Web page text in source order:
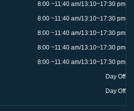
8:00 ~11:40 am/13:10~17:30 pm
8:00 ~11:40 am/13:10~17:30 pm
8:00 ~11:40 am/13:10~17:30 pm
8:00 ~11:40 am/13:10~17:30 pm
8:00 ~11:40 am/13:10~17:30 pm
Day Off
Day Off